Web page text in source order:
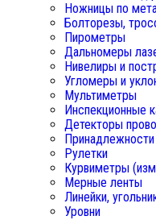
Ножницы по
Болторезы,
Пирометры
Дальномеры
Нивелиры и
Угломеры и
Мультиметры
Инспекционные
Детекторы
Рулетки
Курвиметры
Мерные ленты
Линейки,
Уровни